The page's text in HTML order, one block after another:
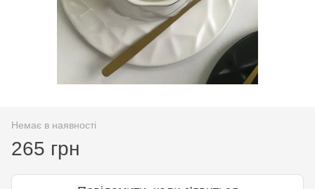
Немає в наявності
265 грн